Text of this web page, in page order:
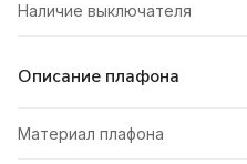
Наличие выключателя
Описание плафона
Материал плафона